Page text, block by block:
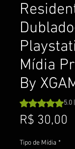
Mídia
By
A classificação
5.0
R$ 30,00
Tipo de Mídia *